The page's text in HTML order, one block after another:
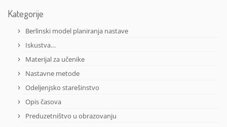
Kategorije
Berlinski model planiranja nastave
Iskustva…
Materijal za učenike
Nastavne metode
Odeljenjsko starešinstvo
Opis časova
Preduzetništvo u obrazovanju